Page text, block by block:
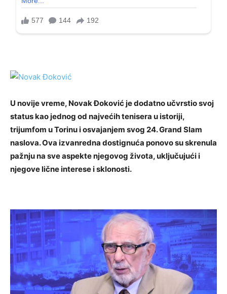
U novije vreme, Novak Đoković je dodatno učvrstio svoj
status kao jednog od najvećih tenisera u istoriji,
trijumfom u Torinu i osvajanjem svog 24. Grand Slam
naslova. Ova izvanredna dostignuća ponovo su skrenula
pažnju na sve aspekte njegovog života, uključujući i
njegove lične interese i sklonosti.